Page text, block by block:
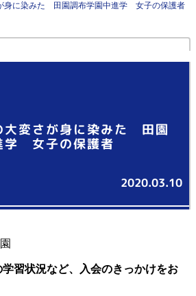
身に染みた 田園調布学園中進学 女子の保護者
大変さが身に染みた 田園
学 女子の保護者
2020.03.10
習状況など、入会のきっかけをお